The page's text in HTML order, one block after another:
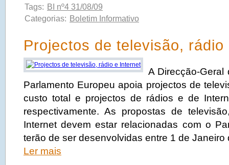
Tags: BI nº4 31/08/09
Categorias: Boletim Informativo
Projectos de televisão, rádio
A Direcção-Geral
Parlamento Europeu apoia projectos de
custo total e projectos de rádios e de
respectivamente. As propostas de
Internet devem estar relacionadas com o
terão de ser desenvolvidas entre 1 de
Ler mais